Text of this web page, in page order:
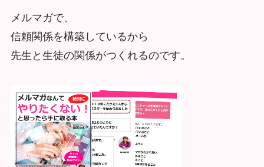
メルマガで、
信頼関係を構築しているから
先生と生徒の関係がつくれるのです。